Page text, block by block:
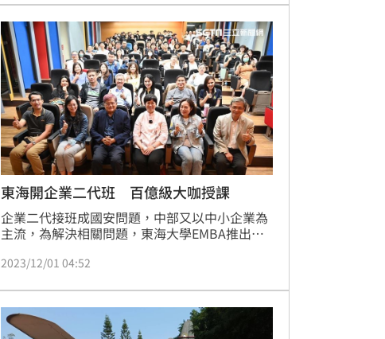
記者會上，唐美雲也透露自己的近況，除了在政
大攻讀EMBA，還有兩齣新戲接連在籌備中，讓
她忙到每天行程滿檔，不過回歸校園卻是很幸
福，被問到是不是可以來談一場校園戀愛，也笑
說還真的沒想到。
東海開企業二代班 百億級大咖授課
企業二代接班成國安問題，中部又以中小企業為
主流，為解決相關問題，東海大學EMBA推出
唯一的「企業二代班」去年攜手企業巨擘台積電
為焦點。從二代班就讀人數年年成長現象來看，
中小企業需求十分強勁。
2023/12/01 04:52